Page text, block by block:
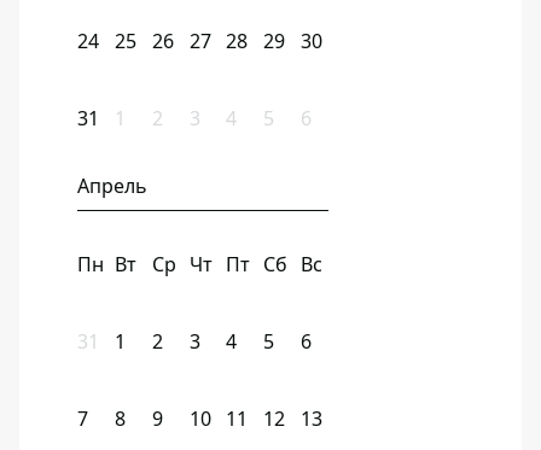
24 25 26 27 28 29 30
31 1 2 3 4 5 6
Апрель
Пн Вт Ср Чт Пт Сб Вс
31 1 2 3 4 5 6
7 8 9 10 11 12 13